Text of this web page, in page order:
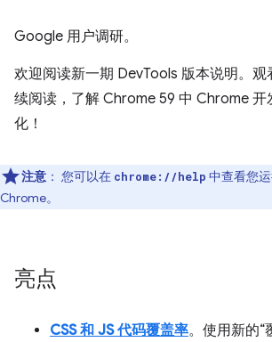
Google 用户调研。
欢迎阅读新一期 DevTools 版本说明。
续阅读，了解 Chrome 59 中 Chrome 开
化！
注意 ： 您可以在 chrome://help 中查看您
Chrome。
亮点
CSS 和 JS 代码覆盖率。使用新的“